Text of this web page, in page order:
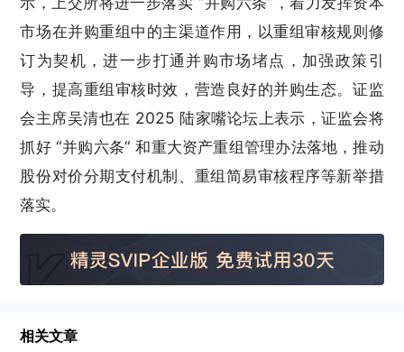
市场在并购重组中的主渠道作用，以重组审核规则修
订为契机，进一步打通并购市场堵点，加强政策引
导，提高重组审核时效，营造良好的并购生态。证监
会主席吴清也在 2025 陆家嘴论坛上表示，证监会将
抓好 “并购六条” 和重大资产重组管理办法落地，推动
股份对价分期支付机制、重组简易审核程序等新举措
落实。
相关文章